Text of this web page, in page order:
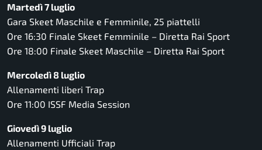
Martedì 7 luglio
Gara Skeet Maschile e Femminile, 25 piattelli
Ore 16:30 Finale Skeet Femminile – Diretta Rai Sport
Ore 18:00 Finale Skeet Maschile – Diretta Rai Sport
Mercoledì 8 luglio
Allenamenti liberi Trap
Ore 11:00 ISSF Media Session
Giovedì 9 luglio
Allenamenti Ufficiali Trap